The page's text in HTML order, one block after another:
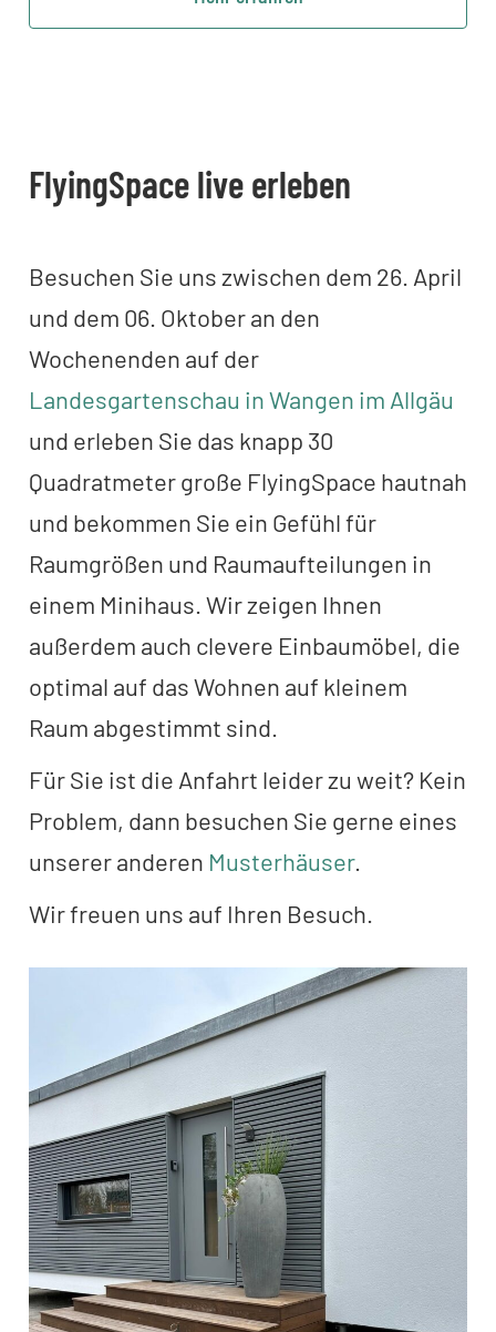
FlyingSpace live erleben
Besuchen Sie uns zwischen dem 26. April
und dem 06. Oktober an den
Wochenenden auf der
Landesgartenschau in Wangen im Allgäu
und erleben Sie das knapp 30
Quadratmeter große FlyingSpace hautnah
und bekommen Sie ein Gefühl für
Raumgrößen und Raumaufteilungen in
einem Minihaus. Wir zeigen Ihnen
außerdem auch clevere Einbaumöbel, die
optimal auf das Wohnen auf kleinem
Raum abgestimmt sind.
Für Sie ist die Anfahrt leider zu weit? Kein
Problem, dann besuchen Sie gerne eines
unserer anderen Musterhäuser.
Wir freuen uns auf Ihren Besuch.